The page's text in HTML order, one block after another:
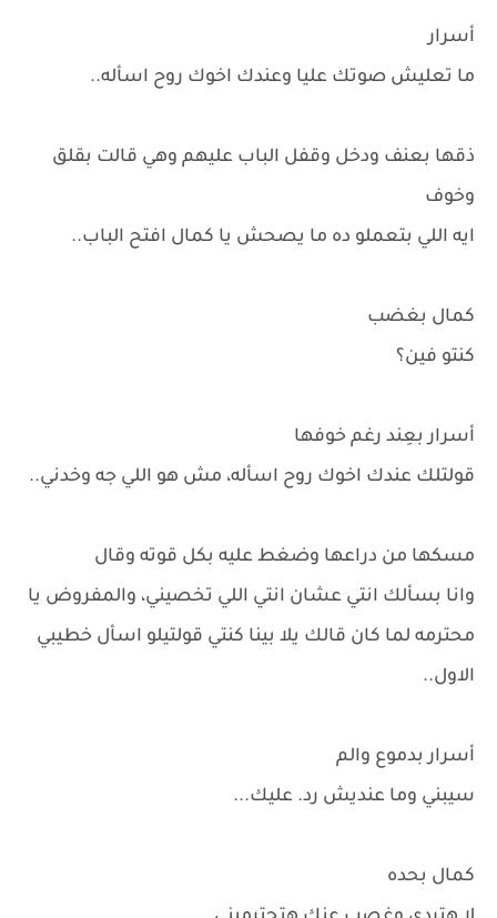
أسرار
ما تعليش صوتك عليا وعندك اخوك روح اسأله..
ذقها بعنف ودخل وقفل الباب عليهم وهي قالت بقلق
وخوف
ايه اللي بتعملو ده ما يصحش يا كمال افتح الباب..
كمال بغضب
كنتو فين؟
أسرار بعِند رغم خوفها
قولتلك عندك اخوك روح اسأله، مش هو اللي جه وخدني..
مسكها من دراعها وضغط عليه بكل قوته وقال
وانا بسألك انتي عشان انتي اللي تخصيني، والمفروض يا
محترمه لما كان قالك يلا بينا كنتي قولتيلو اسأل خطيبي
الاول..
أسرار بدموع والم
سيبني وما عنديش رد. عليك...
كمال بحده